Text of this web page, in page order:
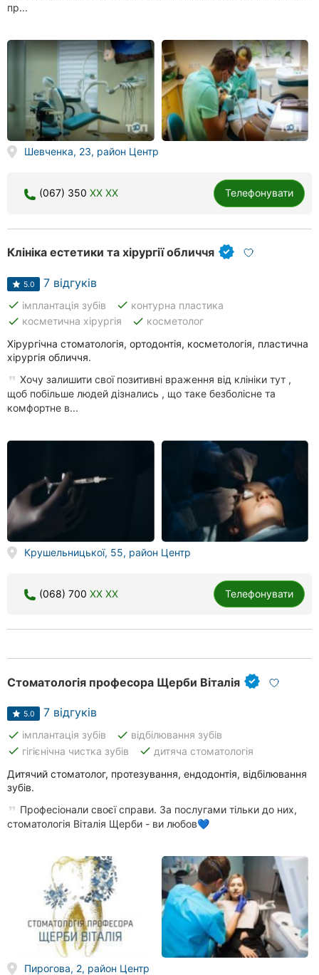
пр...
Шевченка, 23, район Центр
(067) 350 XX XX Телефонувати
Клініка естетики та хірургії обличчя
5.0 7 відгуків
done імплантація зубів done контурна пластика
done косметична хірургія done косметолог
Хірургічна стоматологія, ортодонтія, косметологія, пластична
хірургія обличчя.
Хочу залишити свої позитивні враження від клініки тут ,
щоб побільше людей дізнались , що таке безболісне та
комфортне в...
Крушельницької, 55, район Центр
(068) 700 XX XX Телефонувати
Стоматологія професора Щерби Віталія
5.0 7 відгуків
done імплантація зубів done відбілювання зубів
done гігієнічна чистка зубів done дитяча стоматологія
Дитячий стоматолог, протезування, ендодонтія, відбілювання
зубів.
Професіонали своєї справи. За послугами тільки до них,
стоматологія Віталія Щерби - ви любов💙
Пирогова, 2, район Центр